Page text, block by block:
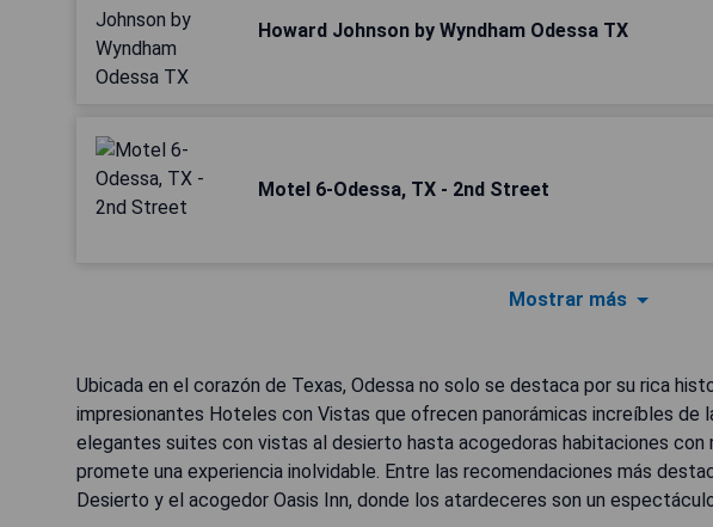
Howard Johnson by Wyndham Odessa TX
Motel 6-Odessa, TX - 2nd Street
Mostrar más
Ubicada en el corazón de Texas, Odessa no solo se destaca por su rica
impresionantes Hoteles con Vistas que ofrecen panorámicas increíbles de
elegantes suites con vistas al desierto hasta acogedoras habitaciones con
promete una experiencia inolvidable. Entre las recomendaciones más
Desierto y el acogedor Oasis Inn, donde los atardeceres son un